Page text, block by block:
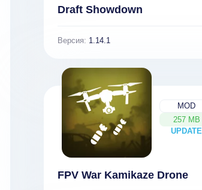
Draft Showdown
Версия: 1.14.1
MOD
257 MB
UPDATE
NEW
FPV War Kamikaze Drone